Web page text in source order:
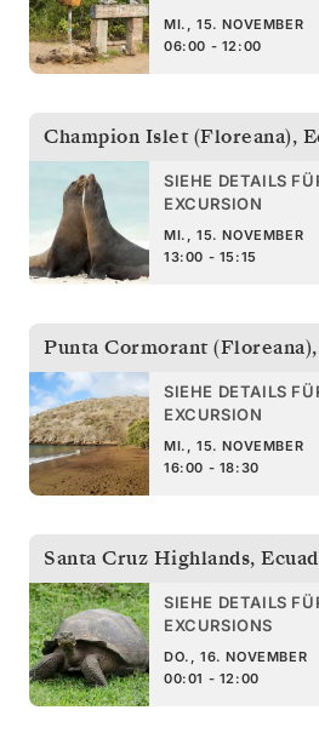
MI., 15. NOVEMBER
06:00 - 12:00
Champion Islet (Floreana),
SIEHE DETAILS
EXCURSION
MI., 15. NOVEMBER
13:00 - 15:15
Punta Cormorant (Floreana),
SIEHE DETAILS
EXCURSION
MI., 15. NOVEMBER
16:00 - 18:30
Santa Cruz Highlands,
SIEHE DETAILS
EXCURSIONS
DO., 16. NOVEMBER
00:01 - 12:00